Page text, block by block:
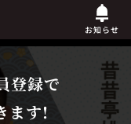
お知らせ
登録で
ます!